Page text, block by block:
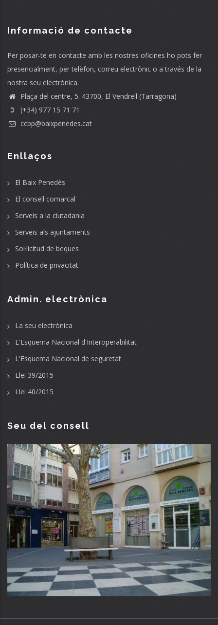
Informació de contacte
Per posar-te en contacte amb les nostres oficines ho pots fer
presencialment, per telèfon, correu electrònic o a través de la
nostra seu electrònica.
Plaça del centre, 5. 43700, El Vendrell (Tarragona)
(+34) 977 15 71 71
ccbp@baixpenedes.cat
Enllaços
El Baix Penedès
El consell comarcal
Serveis a la ciutadania
Serveis als ajuntaments
Sol·licitud de beques
Política de privacitat
Admin. electrònica
La seu electrònica
L'Esquema Nacional d'Interoperabilitat
L'Esquema Nacional de seguretat
Llei 39/2015
Llei 40/2015
Seu del consell